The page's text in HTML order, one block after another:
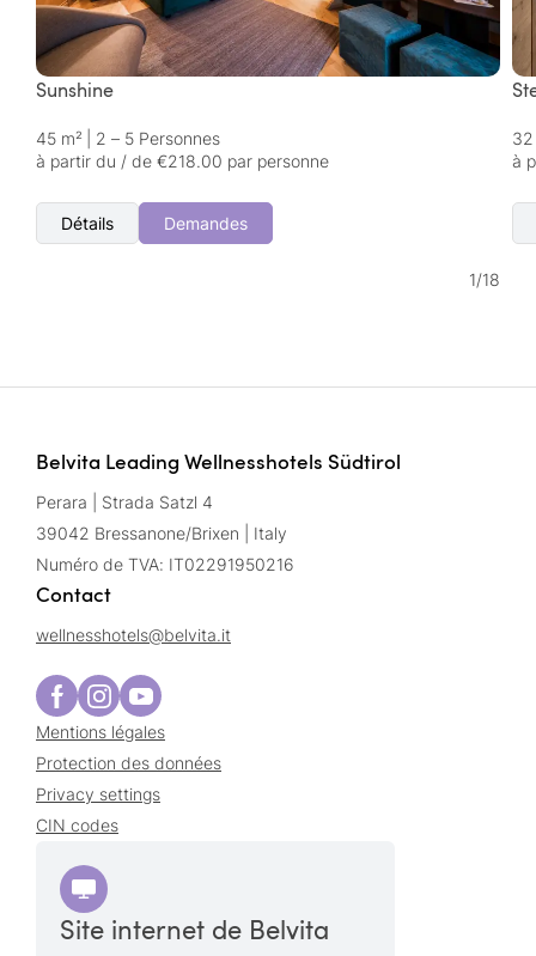
Sunshine
45 m²
2 – 5 Personnes
à partir du / de €218.00 par personne
Détails Demandes
32
à
1/18
Belvita Leading Wellnesshotels Südtirol
Perara | Strada Satzl 4
39042 Bressanone/Brixen | Italy
Numéro de TVA: IT02291950216
Contact
wellnesshotels@belvita.it
Mentions légales
Protection des données
Privacy settings
CIN codes
Site internet de Belvita